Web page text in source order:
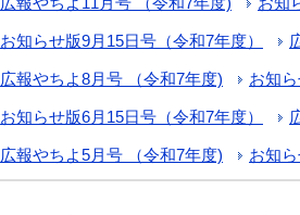
お知らせ版9月15日号（令和7年度）
広報やちよ8月号 （令和7年度) お知
お知らせ版6月15日号（令和7年度）
広報やちよ5月号 （令和7年度) お知